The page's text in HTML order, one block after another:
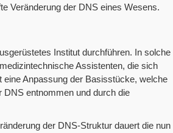
Veränderung der DNS eines Wesens.
Institut durchführen. In solche
Assistenten, die sich
Anpassung der Basisstücke, welche
DNS entnommen und durch die
der DNS-Struktur dauert die nun